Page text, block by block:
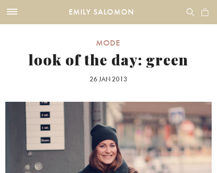
EMILY SALOMON
MODE
look of the day: green
26 JAN 2013